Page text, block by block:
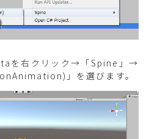
を右クリック→「Spine」→
」を選びます。